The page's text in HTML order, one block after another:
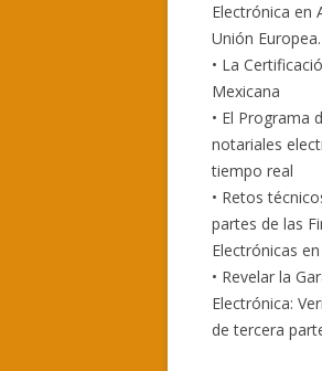
Electrónica en
Unión Europea.
• La
Mexicana
• El Programa
notariales
tiempo real
• Retos
partes de las
Electrónicas
• Revelar la
Electrónica:
de tercera